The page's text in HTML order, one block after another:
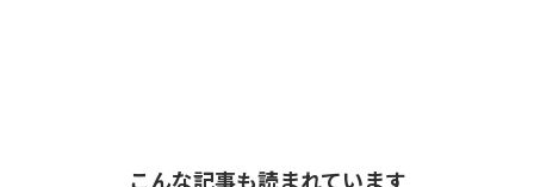
こんな記事も読まれています